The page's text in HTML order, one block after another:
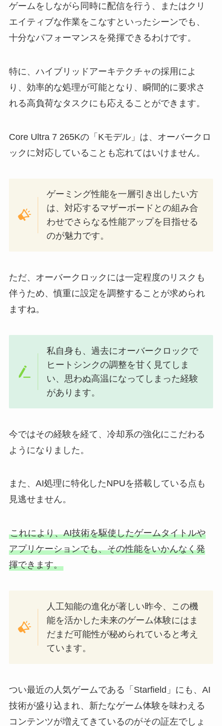
ゲームをしながら同時に配信を行う、またはクリ
エイティブな作業をこなすといったシーンでも、
十分なパフォーマンスを発揮できるわけです。
特に、ハイブリッドアーキテクチャの採用によ
り、効率的な処理が可能となり、瞬間的に要求さ
れる高負荷なタスクにも応えることができます。
Core Ultra 7 265Kの「Kモデル」は、オーバークロ
ックに対応していることも忘れてはいけません。
ゲーミング性能を一層引き出したい方
は、対応するマザーボードとの組み合
わせでさらなる性能アップを目指せる
のが魅力です。
ただ、オーバークロックには一定程度のリスクも
伴うため、慎重に設定を調整することが求められ
ますね。
私自身も、過去にオーバークロックで
ヒートシンクの調整を甘く見てしま
い、思わぬ高温になってしまった経験
があります。
今ではその経験を経て、冷却系の強化にこだわる
ようになりました。
また、AI処理に特化したNPUを搭載している点も
見逃せません。
これにより、AI技術を駆使したゲームタイトルや
アプリケーションでも、その性能をいかんなく発
揮できます。
人工知能の進化が著しい昨今、この機
能を活かした未来のゲーム体験にはま
だまだ可能性が秘められていると考え
ています。
つい最近の人気ゲームである「Starfield」にも、AI
技術が盛り込まれ、新たなゲーム体験を味わえる
コンテンツが増えてきているのがその証左でしょ